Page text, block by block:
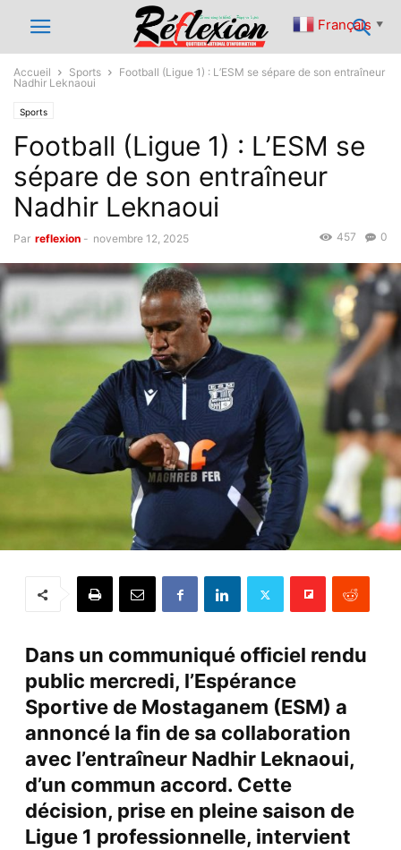
Accueil Sports
Football (Ligue 1) : L’ESM se sépare de son entraîneur
Nadhir Leknaoui
Sports
Football (Ligue 1) : L’ESM se
sépare de son entraîneur
Nadhir Leknaoui
Par reflexion - novembre 12, 2025 0
457
Dans un communiqué officiel rendu
public mercredi, l’Espérance
Sportive de Mostaganem (ESM) a
annoncé la fin de sa collaboration
avec l’entraîneur Nadhir Leknaoui,
d’un commun accord. Cette
décision, prise en pleine saison de
Ligue 1 professionnelle, intervient
Français ▼